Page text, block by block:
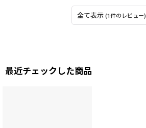
全て表示 (1件のレビュー)
最近チェックした商品